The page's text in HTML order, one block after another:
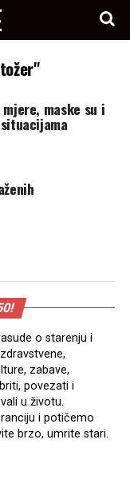
maske su i
o starenju i
zabave,
povezati i
u životu.
i potičemo
brzo, umrite stari.